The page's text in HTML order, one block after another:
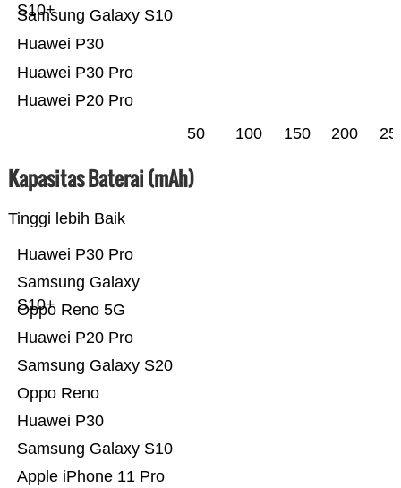
Huawei P20 Pro
Huawei P30 Pro
Huawei P30
Samsung Galaxy S10
S10+
50 100 150 200
Kapasitas Baterai (mAh)
Tinggi lebih Baik
Apple iPhone 11 Pro
Samsung Galaxy S10
Huawei P30
Oppo Reno
Samsung Galaxy S20
Huawei P20 Pro
Oppo Reno 5G
Samsung Galaxy
S10+
Huawei P30 Pro